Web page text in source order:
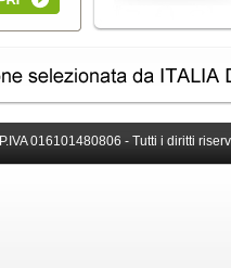
P.IVA 016101480806 - Tutti i diritti